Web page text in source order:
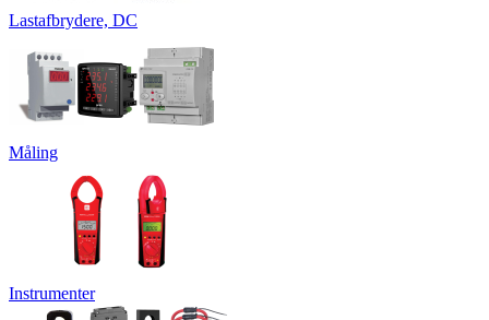
Lastafbrydere, DC
Måling
Instrumenter